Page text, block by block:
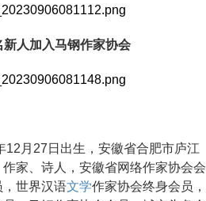
新人加入马钢作家协会
12月27日出生，安徽省合肥市庐江
家、诗人，安徽省网络作家协会会
，世界汉语文学作家协会终身会员，